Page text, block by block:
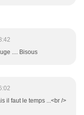
.... Bisous
il faut le temps ...<br />